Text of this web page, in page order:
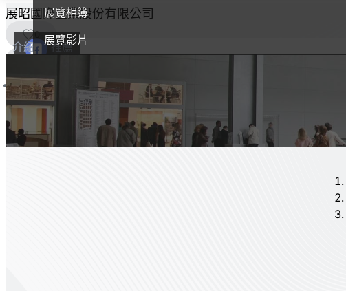
展覽相簿
展覽影片
展昭國際企業股份有限公司
0
介紹 推薦